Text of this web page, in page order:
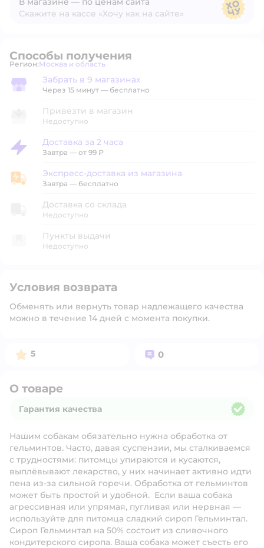
Скажите на кассе «Хочу как на сайте»
Способы получения
Регион: Выбор адреса доставки.
Москва и область
Забрать в магазине
Забрать в 9 магазинах
Через 15 минут — бесплатно
Привезти в магазин
Недоступно
Доставка за 2 часа
Доставка за 2 часа
Завтра — от 99 ₽
Экспресс-доставка из магазина
Экспресс-доставка из магазина
Завтра — бесплатно
Доставка со склада
Недоступно
Пункты выдачи
Недоступно
Условия возврата
Обменять или вернуть товар надлежащего качества
можно в течение 14 дней с момента покупки.
Рейтинг:
5 Вопросов:
0
О товаре
Гарантия качества
Нашим собакам обязательно нужна обработка от
гельминтов. Часто, давая суспензии, мы сталкиваемся
с трудностями: питомцы упираются и кусаются,
выплёвывают лекарство, у них начинает активно идти
пена из-за сильной горечи. Обработка от гельминтов
может быть простой и удобной. Если ваша собака
агрессивная или упрямая, пугливая или нервная —
используйте для питомца сладкий сироп Гельминтал.
Сироп Гельминтал на 50% состоит из сливочного
кондитерского сиропа. Ваша собака может съесть его